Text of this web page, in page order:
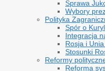
Sprawa
Wybory
Polityka
Spór o
Integracja
Rosja i
Stosunki
Reformy
Reforma